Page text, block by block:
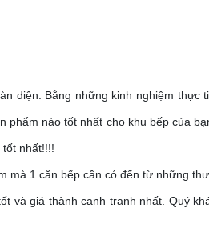
diện. Bằng những kinh nghiệm thực
phẩm nào tốt nhất cho khu bếp của
nhất!!!!
mà 1 căn bếp cần có đến từ những
và giá thành cạnh tranh nhất. Quý